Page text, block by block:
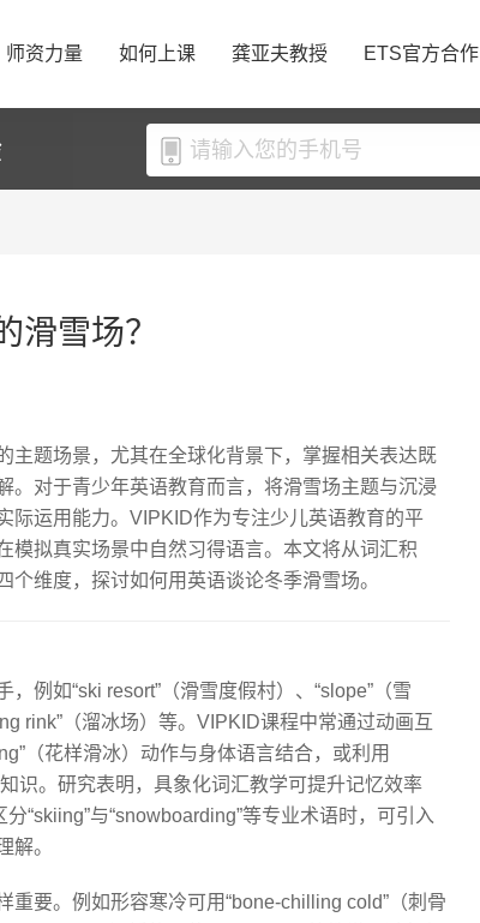
师资力量 如何上课 龚亚夫教授 ETS官方合作
滑雪场？
主题场景，尤其在全球化背景下，掌握相关表达既
。对于青少年英语教育而言，将滑雪场主题与沉浸
际运用能力。VIPKID作为专注少儿英语教育的平
模拟真实场景中自然习得语言。本文将从词汇积
维度，探讨如何用英语谈论冬季滑雪场。
例如“ski resort”（滑雪度假村）、“slope”（雪
rink”（溜冰场）等。VIPKID课程中常通过动画互
（花样滑冰）动作与身体语言结合，或利用
识。研究表明，具象化词汇教学可提升记忆效率
“skiing”与“snowboarding”等专业术语时，可引入
解。
重要。例如形容寒冷可用“bone-chilling cold”（刺骨